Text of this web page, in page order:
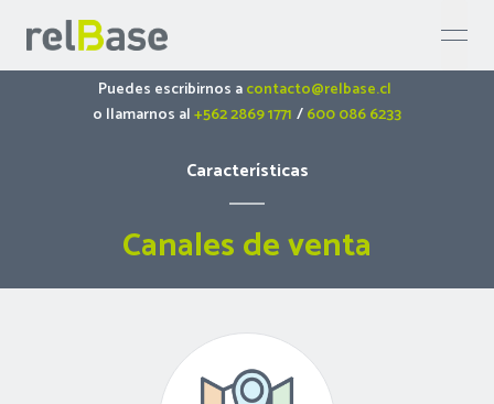
Puedes escribirnos acontacto@relbase.cl
o llamarnos al+562 2869 1771 /600 086 6233
Características
Canales de venta